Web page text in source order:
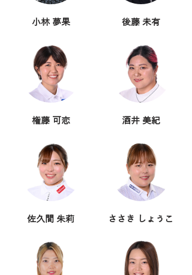
小林 夢果
権藤 可恋
佐久間 朱莉
後藤 未有
酒井 美紀
ささき しょうこ